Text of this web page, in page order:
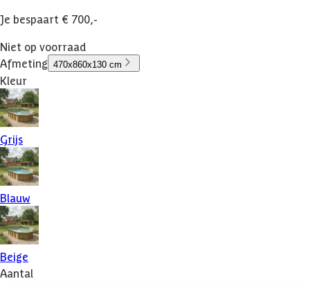
Je bespaart € 700,-
Niet op voorraad
Afmeting 470x860x130 cm
Kleur
Grijs
Blauw
Beige
Aantal